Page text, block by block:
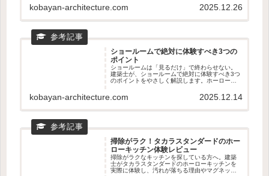
い思考エッセイ。
kobayan-architecture.com 2025.12.26
ショールームで絶対に体験すべき3つの
ポイント
ショールームは「見るだけ」で終わらせない。
建築士が、ショールームで絶対に体験すべき3つ
のポイントをやさしく解説します。ホーローの
地まで。新築・リフォームどちらにも役立つ、
後悔しない見学のコツがわかる記事です。
kobayan-architecture.com 2025.12.14
掃除がラク！タカラスタンダードのホー
ローキッチン体験レビュー
掃除がラクなキッチンを探している方へ。建築
士がタカラスタンダードのホーローキッチンを
実際に体験し、汚れが落ちる理由やマグネット